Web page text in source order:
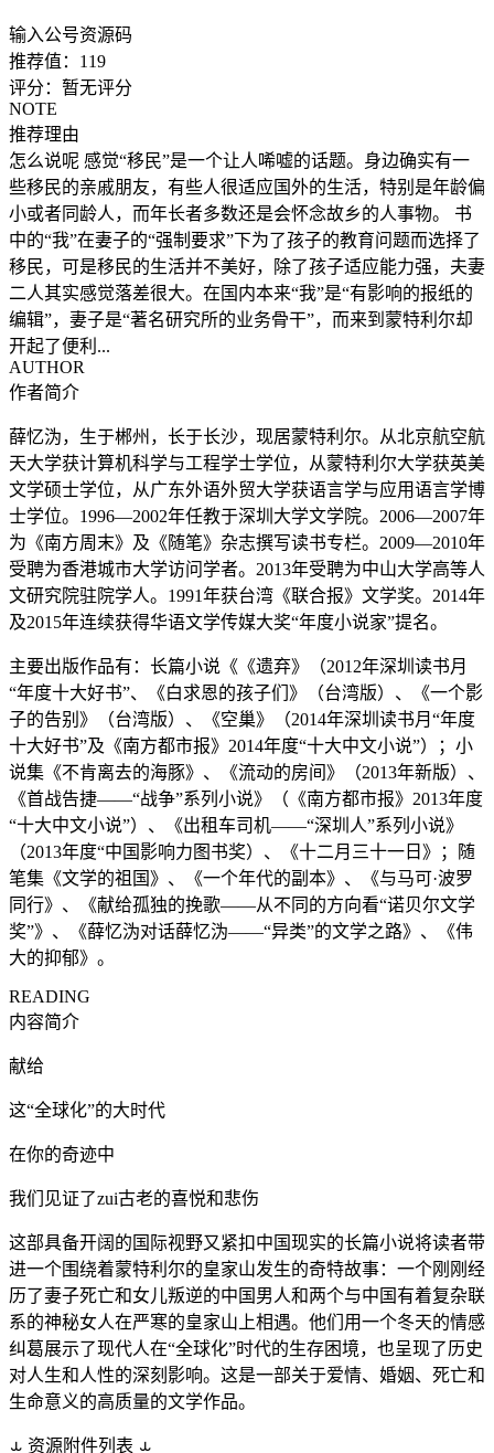
输入公号资源码
推荐值： 119
评分： 暂无评分
NOTE
推荐理由
怎么说呢 感觉“移民”是一个让人唏嘘的话题。身边确实有一
些移民的亲戚朋友，有些人很适应国外的生活，特别是年龄偏
小或者同龄人，而年长者多数还是会怀念故乡的人事物。 书
中的“我”在妻子的“强制要求”下为了孩子的教育问题而选择了
移民，可是移民的生活并不美好，除了孩子适应能力强，夫妻
二人其实感觉落差很大。在国内本来“我”是“有影响的报纸的
编辑”，妻子是“著名研究所的业务骨干”，而来到蒙特利尔却
开起了便利...
AUTHOR
作者简介
薛忆沩，生于郴州，长于长沙，现居蒙特利尔。从北京航空航
天大学获计算机科学与工程学士学位，从蒙特利尔大学获英美
文学硕士学位，从广东外语外贸大学获语言学与应用语言学博
士学位。1996—2002年任教于深圳大学文学院。2006—2007年
为《南方周末》及《随笔》杂志撰写读书专栏。2009—2010年
受聘为香港城市大学访问学者。2013年受聘为中山大学高等人
文研究院驻院学人。1991年获台湾《联合报》文学奖。2014年
及2015年连续获得华语文学传媒大奖“年度小说家”提名。
主要出版作品有：长篇小说《《遗弃》（2012年深圳读书月
“年度十大好书”、《白求恩的孩子们》（台湾版）、《一个影
子的告别》（台湾版）、《空巢》（2014年深圳读书月“年度
十大好书”及《南方都市报》2014年度“十大中文小说”）；小
说集《不肯离去的海豚》、《流动的房间》（2013年新版）、
《首战告捷——“战争”系列小说》（《南方都市报》2013年度
“十大中文小说”）、《出租车司机——“深圳人”系列小说》
（2013年度“中国影响力图书奖）、《十二月三十一日》；随
笔集《文学的祖国》、《一个年代的副本》、《与马可·波罗
同行》、《献给孤独的挽歌——从不同的方向看“诺贝尔文学
奖”》、《薛忆沩对话薛忆沩——“异类”的文学之路》、《伟
大的抑郁》。
READING
内容简介
献给
这“全球化”的大时代
在你的奇迹中
我们见证了zui古老的喜悦和悲伤
这部具备开阔的国际视野又紧扣中国现实的长篇小说将读者带
进一个围绕着蒙特利尔的皇家山发生的奇特故事：一个刚刚经
历了妻子死亡和女儿叛逆的中国男人和两个与中国有着复杂联
系的神秘女人在严寒的皇家山上相遇。他们用一个冬天的情感
纠葛展示了现代人在“全球化”时代的生存困境，也呈现了历史
对人生和人性的深刻影响。这是一部关于爱情、婚姻、死亡和
生命意义的高质量的文学作品。
⥿ 资源附件列表 ⥿